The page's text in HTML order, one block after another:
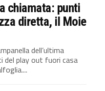
chiamata: punti
diretta, il Moie
dell’ultima
del play out fuori casa